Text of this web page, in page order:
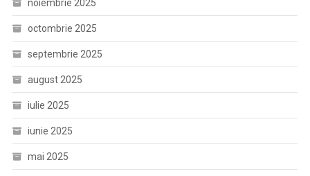
noiembrie 2025
octombrie 2025
septembrie 2025
august 2025
iulie 2025
iunie 2025
mai 2025